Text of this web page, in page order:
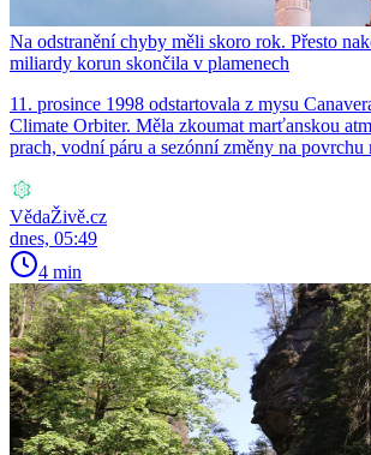
Na odstranění chyby měli skoro rok. Přesto
miliardy korun skončila v plamenech
11. prosince 1998 odstartovala z mysu
Climate Orbiter. Měla zkoumat marťanskou
prach, vodní páru a sezónní změny na povrchu
VědaŽivě.cz
dnes, 05:49
4 min